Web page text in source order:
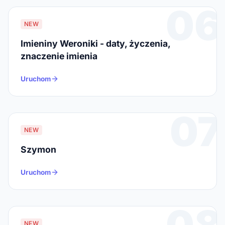
06
NEW
Imieniny Weroniki - daty, życzenia,
znaczenie imienia
Uruchom
07
NEW
Szymon
Uruchom
NEW